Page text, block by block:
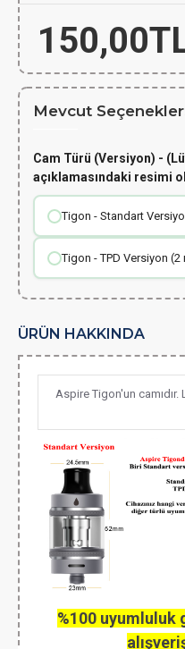
Mevcut
Cam Türü (Versiyon) -
açıklamasındaki resimi
Tigon - Standart
Tigon - TPD Versiyon (2
ÜRÜN HAKKINDA
Aspire Tigon'un
%100 uyumluluk